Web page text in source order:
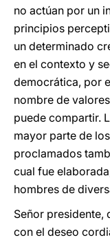
no actúan por un
principios
un determinado
en el contexto y
democrática, por
nombre de
puede compartir.
mayor parte de
proclamados
cual fue
hombres de
Señor presidente,
con el deseo